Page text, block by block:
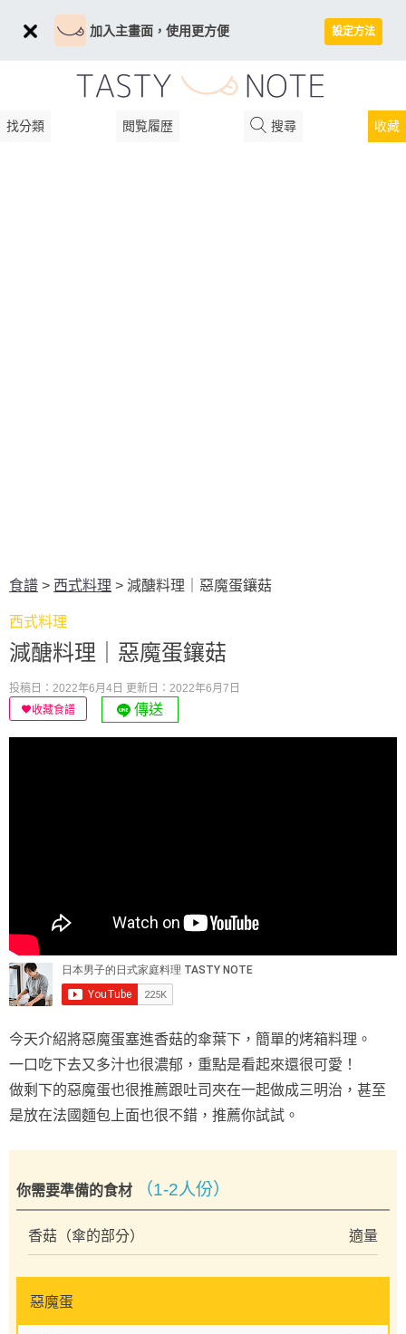
加入主畫面，使用更方便 設定方法
找分類 閲覧履歴 搜尋 收藏
食譜 > 西式料理 > 減醣料理｜惡魔蛋鑲菇
西式料理
減醣料理｜惡魔蛋鑲菇
投稿日：2022年6月4日 更新日：2022年6月7日
收藏食譜
傳送
今天介紹將惡魔蛋塞進香菇的傘葉下，簡單的烤箱料理。
一口吃下去又多汁也很濃郁，重點是看起來還很可愛！
做剩下的惡魔蛋也很推薦跟吐司夾在一起做成三明治，甚至
是放在法國麵包上面也很不錯，推薦你試試。
你需要準備的食材 （1-2人份）
香菇（傘的部分） 適量
惡魔蛋